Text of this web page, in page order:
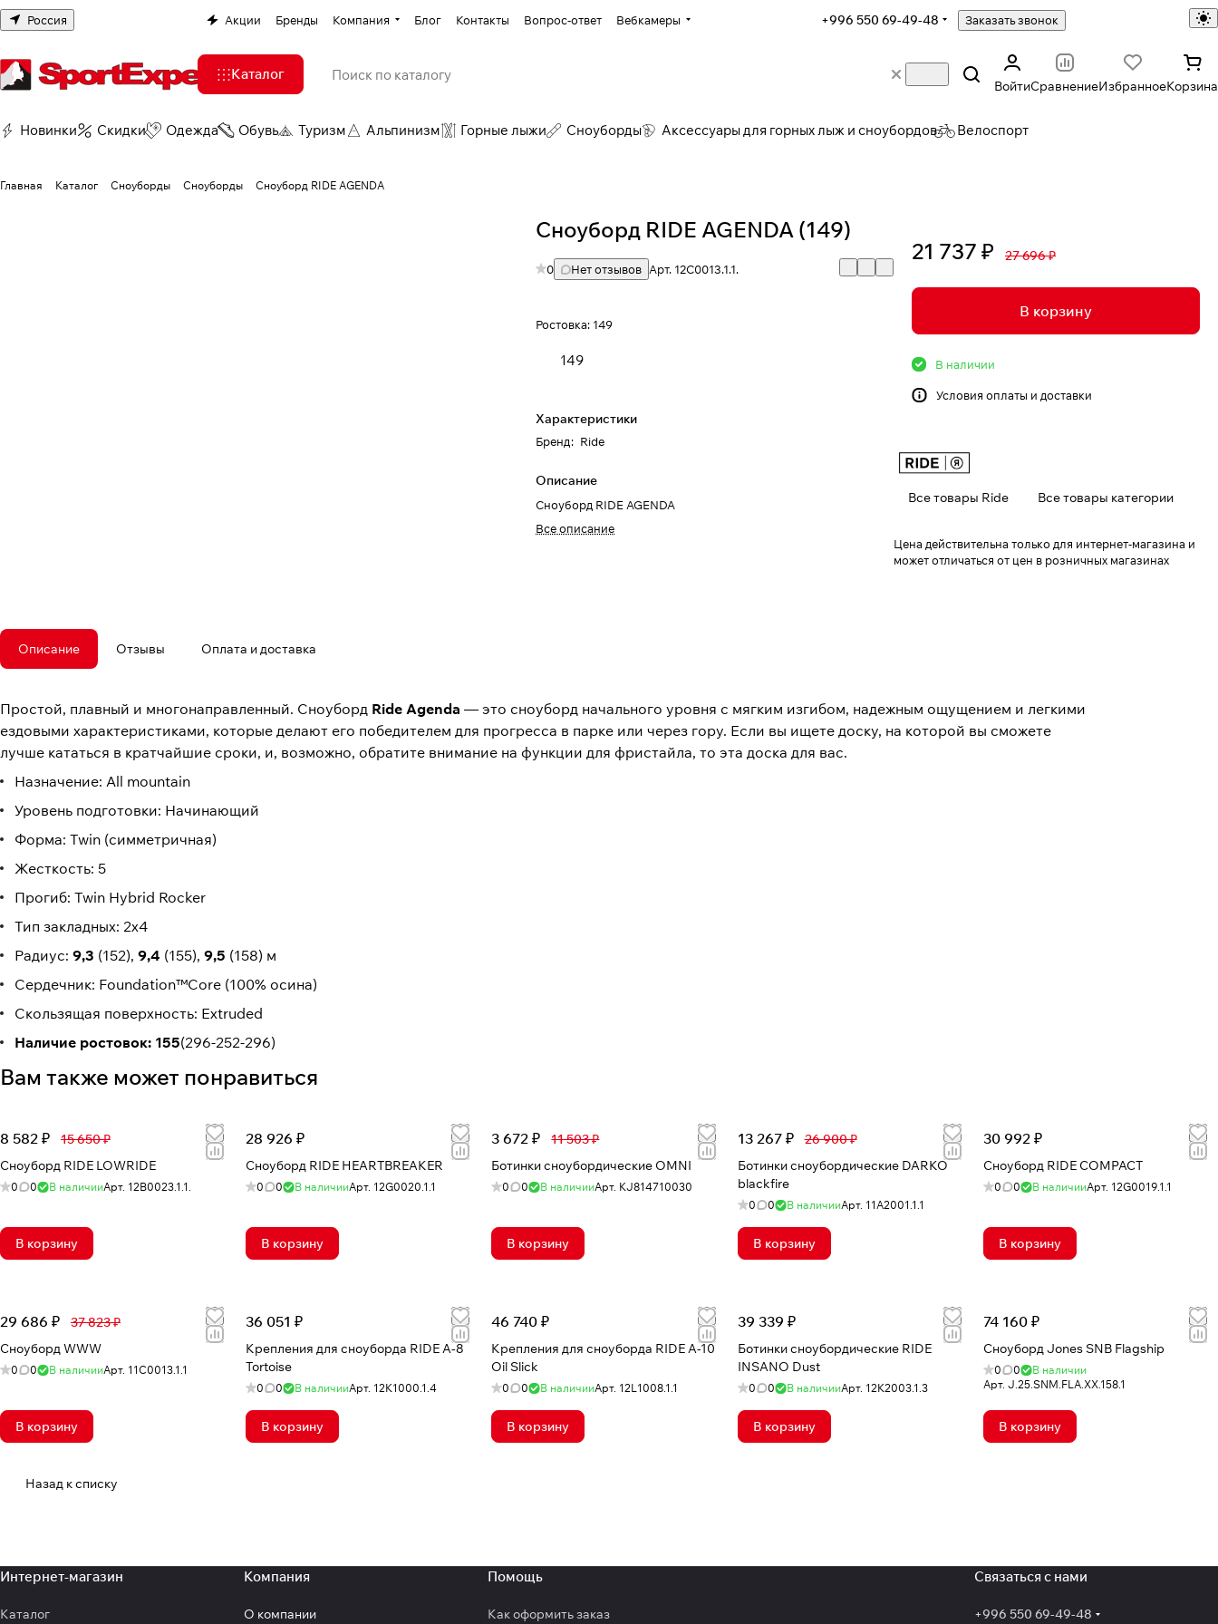
Россия Акции Бренды Компания Блог Контакты Вопрос-ответ Вебкамеры +996 550 69-49-48 Заказать звонок
Каталог
ВойтиСравнениеИзбранноеКорзина
Новинки Скидки Одежда Обувь Туризм Альпинизм Горные лыжи Сноуборды Аксессуары для горных лыж и сноубордов Велоспорт
Главная Каталог Сноуборды Сноуборды Сноуборд RIDE AGENDA
Сноуборд RIDE AGENDA (149)
0 Нет отзывов Арт. 12C0013.1.1.
Ростовка: 149
149
Характеристики
Бренд: Ride
Описание
Сноуборд RIDE AGENDA
Все описание
21 737 ₽ 27 696 ₽
В корзину
В наличии
Условия оплаты и доставки
Все товары Ride Все товары категории
Цена действительна только для интернет-магазина и
может отличаться от цен в розничных магазинах
Описание Отзывы Оплата и доставка
Простой, плавный и многонаправленный. Сноуборд Ride Agenda — это сноуборд начального уровня с мягким изгибом, надежным ощущением и легкими
ездовыми характеристиками, которые делают его победителем для прогресса в парке или через гору. Если вы ищете доску, на которой вы сможете
лучше кататься в кратчайшие сроки, и, возможно, обратите внимание на функции для фристайла, то эта доска для вас.
Назначение: All mountain
Уровень подготовки: Начинающий
Форма: Twin (симметричная)
Жесткость: 5
Прогиб: Twin Hybrid Rocker
Тип закладных: 2х4
Радиус: 9,3 (152), 9,4 (155), 9,5 (158) м
Сердечник: Foundation™Core (100% осина)
Скользящая поверхность: Extruded
Наличие ростовок: 155(296-252-296)
Вам также может понравиться
8 582 ₽
15 650 ₽
Сноуборд RIDE LOWRIDE
0 0 В наличииАрт. 12B0023.1.1.
В корзину
28 926 ₽
Сноуборд RIDE HEARTBREAKER
0 0 В наличииАрт. 12G0020.1.1
В корзину
3 672 ₽
11 503 ₽
Ботинки сноубордические OMNI
0 0 В наличииАрт. KJ814710030
В корзину
13 267 ₽
26 900 ₽
Ботинки сноубордические DARKO
blackfire
0 0 В наличииАрт. 11A2001.1.1
В корзину
30 992 ₽
Сноуборд RIDE COMPACT
0 0 В наличииАрт. 12G0019.1.1
В корзину
29 686 ₽
37 823 ₽
Сноуборд WWW
0 0 В наличииАрт. 11C0013.1.1
В корзину
36 051 ₽
Крепления для сноуборда RIDE A-8
Tortoise
0 0 В наличииАрт. 12K1000.1.4
В корзину
46 740 ₽
Крепления для сноуборда RIDE A-10
Oil Slick
0 0 В наличииАрт. 12L1008.1.1
В корзину
39 339 ₽
Ботинки сноубордические RIDE
INSANO Dust
0 0 В наличииАрт. 12K2003.1.3
В корзину
74 160 ₽
Сноуборд Jones SNB Flagship
0 0
В наличии
Арт. J.25.SNM.FLA.XX.158.1
В корзину
Назад к списку
Интернет-магазин
Каталог
Компания
О компании
Помощь
Как оформить заказ
Связаться с нами
+996 550 69-49-48